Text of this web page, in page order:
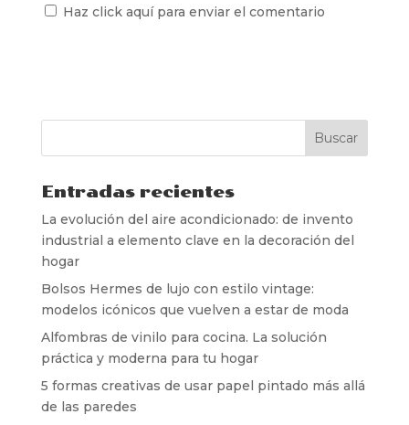
Haz click aquí para enviar el comentario
Entradas recientes
La evolución del aire acondicionado: de invento
industrial a elemento clave en la decoración del
hogar
Bolsos Hermes de lujo con estilo vintage:
modelos icónicos que vuelven a estar de moda
Alfombras de vinilo para cocina. La solución
práctica y moderna para tu hogar
5 formas creativas de usar papel pintado más allá
de las paredes